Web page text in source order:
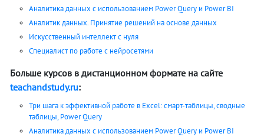
Аналитика данных c использованием Power Query и Power BI
Аналитик данных. Принятие решений на основе данных
Искусственный интеллект с нуля
Специалист по работе с нейросетями
Больше курсов в дистанционном формате на сайте
teachandstudy.ru:
Три шага к эффективной работе в Excel: смарт-таблицы, сводные
таблицы, Power Query
Аналитика данных c использованием Power Query и Power BI